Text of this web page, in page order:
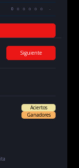
0 0 0 0 0 0 -
Siguiente
Aciertos
Ganadores